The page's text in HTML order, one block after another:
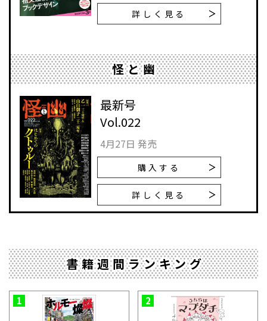
詳しく見る
怪と幽
最新号
Vol.022
4月27日 発売
購入する
詳しく見る
書籍週間ランキング
1 2